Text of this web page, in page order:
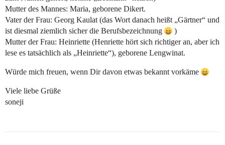
Mutter des Mannes: Maria, geborene Dikert.
Vater der Frau: Georg Kaulat (das Wort danach heißt „Gärtner“ und
ist diesmal ziemlich sicher die Berufsbezeichnung
)
Mutter der Frau: Heinriette (Henriette hört sich richtiger an, aber ich
lese es tatsächlich als „Heinriette“), geborene Lengwinat.
Würde mich freuen, wenn Dir davon etwas bekannt vorkäme
Viele liebe Grüße
soneji